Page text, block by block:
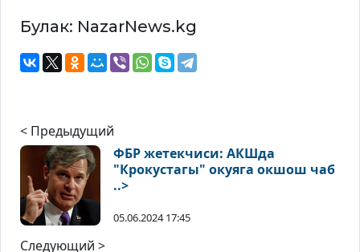
Булак: NazarNews.kg
< Предыдущий
ФБР жетекчиси: АКШда
"Крокустагы" окуяга окшош чаб
..>
05.06.2024 17:45
Следующий >